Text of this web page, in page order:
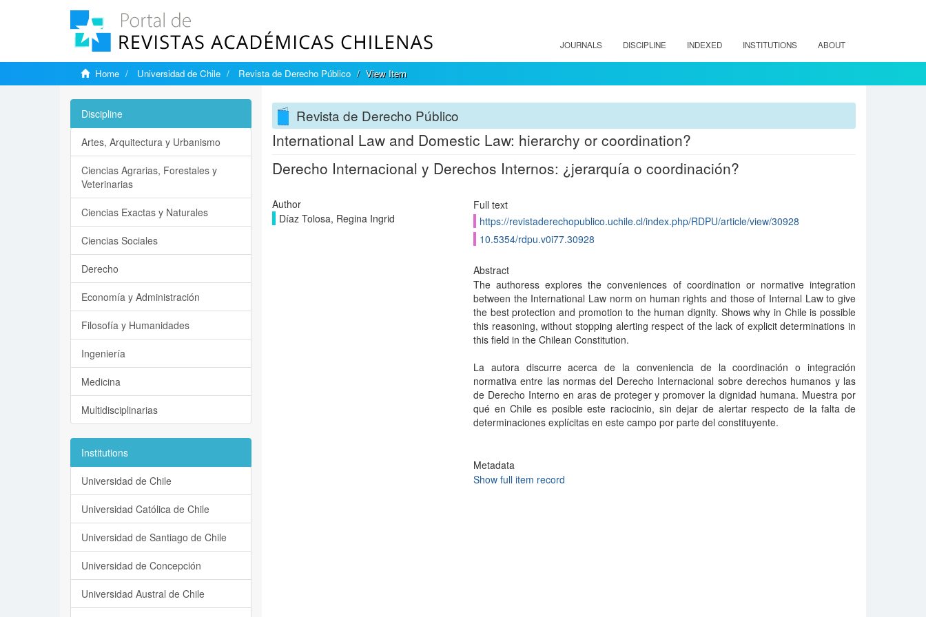
JOURNALS DISCIPLINE INDEXED INSTITUTIONS ABOUT
Home Universidad de Chile Revista de Derecho Público View Item
Revista de Derecho Público
International Law and Domestic Law: hierarchy or coordination?
Derecho Internacional y Derechos Internos: ¿jerarquía o coordinación?
Author
Díaz Tolosa, Regina Ingrid
Full text
https://revistaderechopublico.uchile.cl/index.php/RDPU/article/view/30928
10.5354/rdpu.v0i77.30928
Abstract
The authoress explores the conveniences of coordination or normative integration
between the International Law norm on human rights and those of Internal Law to give
the best protection and promotion to the human dignity. Shows why in Chile is possible
this reasoning, without stopping alerting respect of the lack of explicit determinations in
this field in the Chilean Constitution.
La autora discurre acerca de la conveniencia de la coordinación o integración
normativa entre las normas del Derecho Internacional sobre derechos humanos y las
de Derecho Interno en aras de proteger y promover la dignidad humana. Muestra por
qué en Chile es posible este raciocinio, sin dejar de alertar respecto de la falta de
determinaciones explícitas en este campo por parte del constituyente.
Metadata
Show full item record
Discipline
Artes, Arquitectura y Urbanismo
Ciencias Agrarias, Forestales y
Veterinarias
Ciencias Exactas y Naturales
Ciencias Sociales
Derecho
Economía y Administración
Filosofía y Humanidades
Ingeniería
Medicina
Multidisciplinarias
Institutions
Universidad de Chile
Universidad Católica de Chile
Universidad de Santiago de Chile
Universidad de Concepción
Universidad Austral de Chile